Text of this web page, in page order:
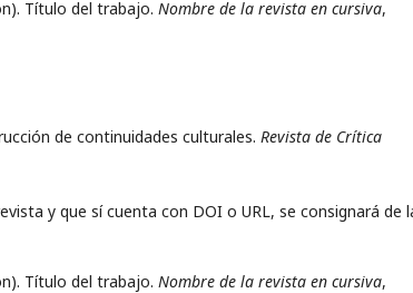
Título del trabajo. Nombre de la revista en cursiva,
de continuidades culturales. Revista de Crítica
y que sí cuenta con DOI o URL, se consignará de
Título del trabajo. Nombre de la revista en cursiva,